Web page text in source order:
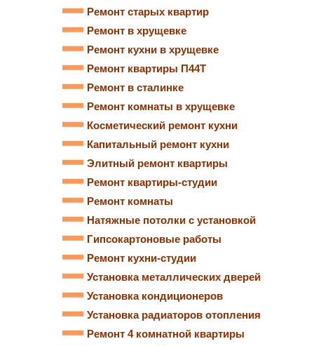
Ремонт старых квартир
Ремонт в хрущевке
Ремонт кухни в хрущевке
Ремонт квартиры П44Т
Ремонт в сталинке
Ремонт комнаты в хрущевке
Косметический ремонт кухни
Капитальный ремонт кухни
Элитный ремонт квартиры
Ремонт квартиры-студии
Ремонт комнаты
Натяжные потолки с установкой
Гипсокартоновые работы
Ремонт кухни-студии
Установка металлических дверей
Установка кондиционеров
Установка радиаторов отопления
Ремонт 4 комнатной квартиры